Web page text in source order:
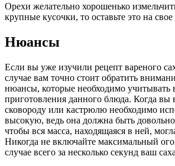
Орехи желательно хорошенько
крупные кусочки, то оставьте это на
Нюансы
Если вы уже изучили рецепт вареного
случае вам точно стоит обратить
нюансы, которые необходимо учитывать
приготовления данного блюда. Когда вы
сковороду или кастрюлю необходимо
высокую, ведь она должна быть
чтобы вся масса, находящаяся в ней,
Никогда не включайте максимальный
случае всего за несколько секунд ваш